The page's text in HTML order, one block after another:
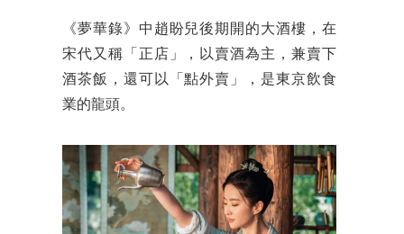
《夢華錄》中趙盼兒後期開的大酒樓，在
宋代又稱「正店」，以賣酒為主，兼賣下
酒茶飯，還可以「點外賣」，是東京飲食
業的龍頭。